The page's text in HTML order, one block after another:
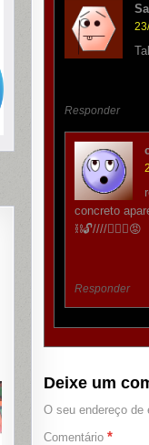
Responder
concreto
⛓️🔓////😵‍💫🧹😡
Responder
Deixe um
O seu endereço de
Comentário *